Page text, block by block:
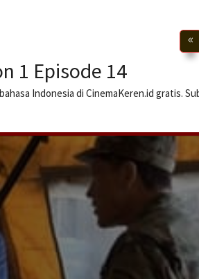
1 Episode 14
Indonesia di CinemaKeren.id gratis.